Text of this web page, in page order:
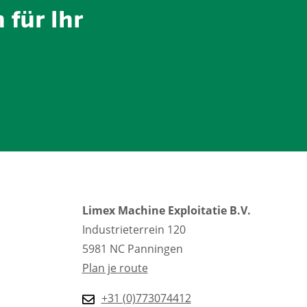
für Ihr
Limex Machine Exploitatie B.V.
Industrieterrein 120
5981 NC Panningen
Plan je route
+31 (0)773074412